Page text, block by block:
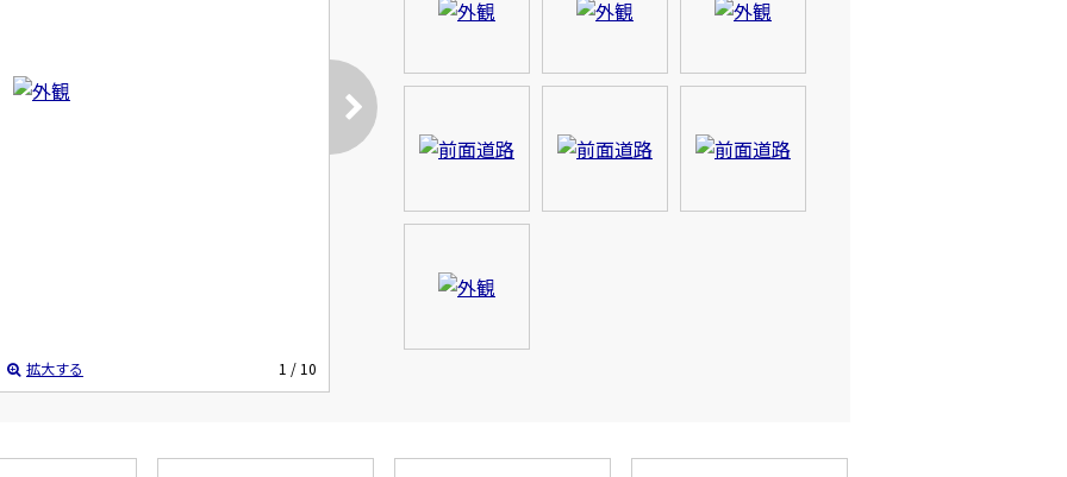
拡大する 1 / 10